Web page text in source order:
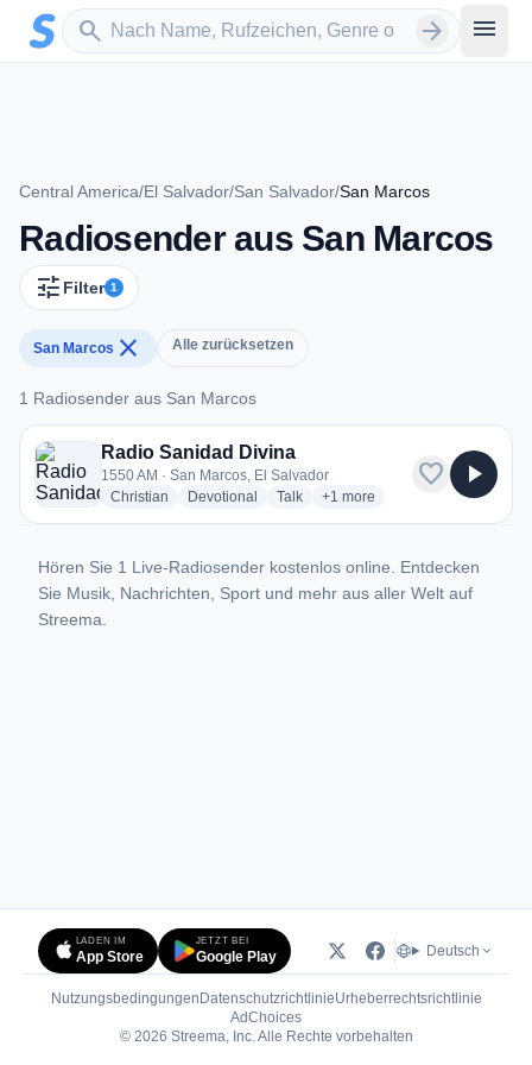
Zum Hauptinhalt springen
search
Sender suchen arrow_forward menu
Central America/El Salvador/San Salvador/San Marcos
Radiosender aus San Marcos
tune Filter 1
San Marcos close Alle zurücksetzen
1 Radiosender aus San Marcos
1 Radiosender aus San Marcos
Radio Sanidad Divina
1550 AM · San Marcos, El Salvador
Christian radio stations
Devotional radio stations
Talkradio stations
+1 more genres for Radio
more
favorite play_arrow
Hören Sie 1 Live-Radiosender kostenlos online. Entdecken
Sie Musik, Nachrichten, Sport und mehr aus aller Welt auf
Streema.
LADEN IM
App Store
JETZT BEI
Google Play Deutsch
Nutzungsbedingungen DatenschutzrichtlinieUrheberrechtsrichtlinie
AdChoices(öffnet in neuem Tab)
© 2026 Streema, Inc. Alle Rechte vorbehalten